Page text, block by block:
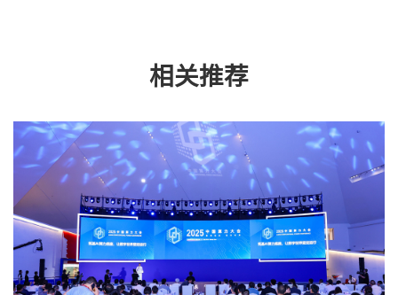
相关推荐